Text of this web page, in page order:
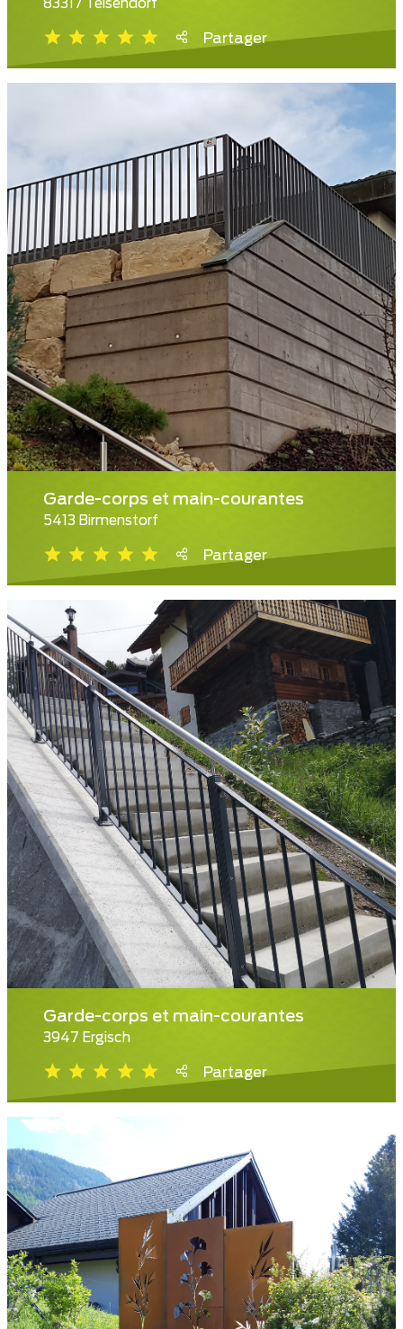
83317 Teisendorf
Partager
Garde-corps et main-courantes
5413 Birmenstorf
Partager
Garde-corps et main-courantes
3947 Ergisch
Partager